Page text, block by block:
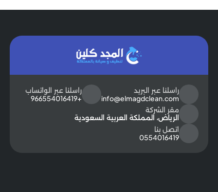
راسلنا عبر البريد
info@elmagdclean.com
راسلنا عبر الواتساب
+966554016419
مقر الشركة
الرياض، المملكة العربية السعودية
اتصل بنا
0554016419